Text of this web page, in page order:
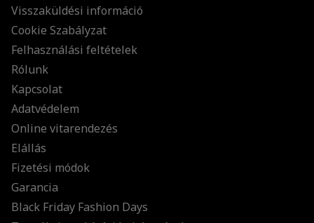
Visszaküldési információ
Cookie Szabályzat
Felhasználási feltételek
Rólunk
Kapcsolat
Adatvédelem
Online vitarendezés
Elállás
Fizetési módok
Garancia
Black Friday Fashion Days